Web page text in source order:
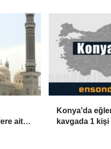
ait
Konya'da
kavgada 1